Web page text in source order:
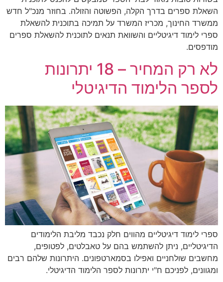
השאלת ספרים בדרך הקלה, הפשוטה והזולה. בחוזר מנכ"ל חדש
ממשרד החינוך, מכריז המשרד על תמיכה בתוכנית להשאלת
ספרי לימוד דיגיטליים והשוואת תנאים לתוכנית להשאלת ספרים
מודפסים.
לא רק המחיר – 18 יתרונות
לספר הלימוד הדיגיטלי
ספרי לימוד דיגיטליים מהווים חלק נכבד מליבת הלימודים
הדיגיטליים, ניתן להשתמש בהם על טאבלטים, לפטופים,
מחשבים שולחניים ואפילו בסמארטפונים. היתרונות שלהם רבים
ומגוונים, לפניכם ח"י יתרונות לספר הלימוד הדיגיטלי.